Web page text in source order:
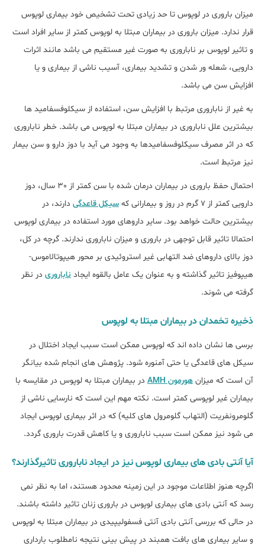
میزان باروری در لوپوس تا حد زیادی تحت تشخیص خود بیماری لوپوس
قرار ندارد. میزان باروری در بیماران مبتلا به لوپوس کمتر از سایر افراد است
و تاثیر لوپوس بر ناباروری به صورت غیر مستقیم می باشد مانند اثرات
دارویی، شعله ور شدن و تشدید بیماری، آسیب ناشی از بیماری و یا
افزایش سن می باشد.
به غیر از ناباروری مرتبط با افزایش سن، استفاده از سیکلوفسفامید ها
بیشترین علل ناباروری در بیماران مبتلا به لوپوس می باشد. خطر ناباروری
که در اثر مصرف سیکلوفسفامیدها به وجود می آید با دوز دارو و سن بیمار
نیز مرتبط است.
احتمال حفظ باروری در بیماران درمان شده با سن کمتر از 30 سال، دوز
دارویی کمتر از 7 گرم در روز و بیمارانی که
سیکل قاعدگی دارند، در
بیشترین حالت خواهد بود. سایر داروهای مورد استفاده در بیماری لوپوس
احتمالا تاثیر قابل توجهی در باروری و میزان ناباروری ندارند. گرچه در کل،
دوز بالای داروهای ضد التهابی غیر استروئیدی بر محور هیپوتالاموس-
هیپوفیز تاثیر گذاشته و به عنوان یک عامل بالقوه ایجاد ناباروری در نظر
گرفته می شوند.
ذخیره تخمدان در بیماران مبتلا به لوپوس
برسی ها نشان داده اند که لوپوس ممکن است سبب ایجاد اختلال در
سیکل های قاعدگی یا حتی آمنوره شود. پژوهش های انجام شده بیانگر
آن است که میزان هورمون AMH
در بیماران مبتلا به لوپوس در مقایسه با
بیماران غیر لوپوسی کمتر است. نکته مهم این است که نارسایی ناشی از
گلومرونفریت (التهاب گلومرول های کلیه) که در اثر بیماری لوپوس ایجاد
می شود نیز ممکن است سبب ناباروری و یا کاهش قدرت باروری گردد.
آیا آنتی بادی های بیماری لوپوس نیز در ایجاد ناباروری تاثیرگذارند؟
اگرچه هنوز اطلاعات موجود در این زمینه محدود هستند، اما به نظر نمی
رسد که آنتی بادی های بیماری لوپوس در باروری زنان تاثیر داشته باشند.
در حالی که بررسی آنتی بادی آنتی فسفولیپیدی در بیماران مبتلا به لوپوس
و سایر بیماری های بافت همبند در پیش بینی نتیجه نامطلوب بارداری